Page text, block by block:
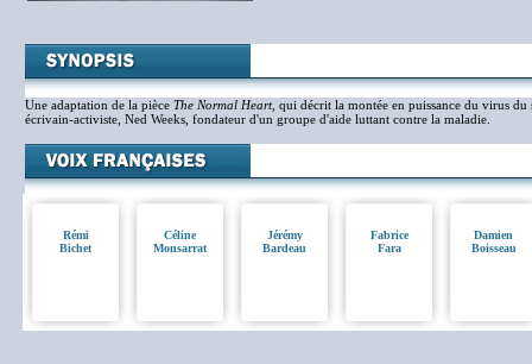
Une adaptation de la pièce The Normal Heart, qui décrit la montée en puissance du virus du
écrivain-activiste, Ned Weeks, fondateur d'un groupe d'aide luttant contre la maladie.
Rémi
Bichet
Céline
Monsarrat
Jérémy
Bardeau
Fabrice
Fara
Damien
Boisseau